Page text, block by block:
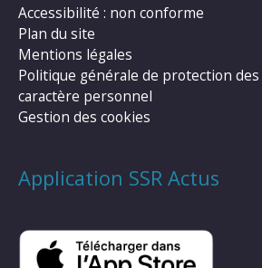
Accessibilité : non conforme
Plan du site
Mentions légales
Politique générale de protection des
caractère personnel
Gestion des cookies
Application SSR Actus